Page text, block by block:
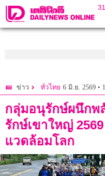
ข่าว ทั่วไทย 6 มิ.ย. 2569 •
กลุ่มอนุรักษ์ผนึกพ
รักษ์เขาใหญ่
แวดล้อมโลก